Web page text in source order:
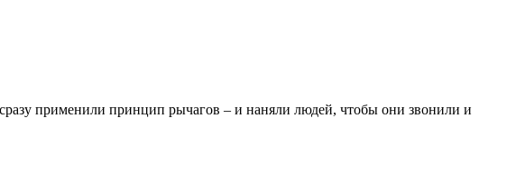
применили принцип рычагов – и наняли людей, чтобы они звонили и